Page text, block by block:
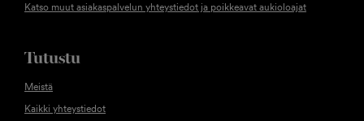
Katso muut asiakaspalvelun yhteystiedot ja poikkeavat aukioloajat
Tutustu
Meistä
Kaikki yhteystiedot